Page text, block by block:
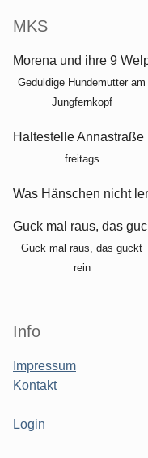
MKS
Morena und ihre 9
Geduldige Hundemutter am
Jungfernkopf
Haltestelle Annastraße
freitags
Was Hänschen nicht
Guck mal raus, das
Guck mal raus, das guckt
rein
Info
Impressum
Kontakt
Login